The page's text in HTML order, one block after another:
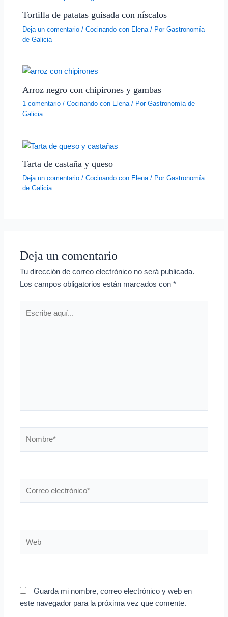
Tortilla de patatas guisada con níscalos
Deja un comentario /Cocinando con Elena / PorGastronomía
de Galicia
Arroz negro con chipirones y gambas
1 comentario /Cocinando con Elena/ PorGastronomía de
Galicia
Tarta de castaña y queso
Deja un comentario /Cocinando con Elena/ PorGastronomía
de Galicia
Deja un comentario
Tu dirección de correo electrónico no será publicada.
Los campos obligatorios están marcados con*
Guarda mi nombre, correo electrónico y web en
este navegador para la próxima vez que comente.